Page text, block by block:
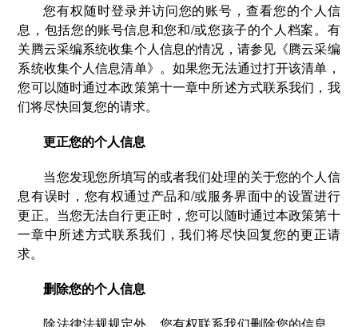
您有权随时登录并访问您的账号，查看您的个人信
息，包括您的账号信息和您和/或您孩子的个人档案。有
关腾云采编系统收集个人信息的情况，请参见《腾云采编
系统收集个人信息清单》。如果您无法通过打开该清单，
您可以随时通过本政策第十一章中所述方式联系我们，我
们将尽快回复您的请求。
更正您的个人信息
当您发现您所填写的或者我们处理的关于您的个人信
息有误时，您有权通过产品和/或服务界面中的设置进行
更正。当您无法自行更正时，您可以随时通过本政策第十
一章中所述方式联系我们，我们将尽快回复您的更正请
求。
删除您的个人信息